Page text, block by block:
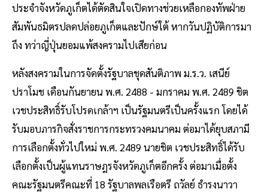
ประจำจังหวัดภูเก็ตได้ตัดสินใจเปิดทางช่วยเหลือกองทัพฝ่าย
สัมพันธมิตรปลดปล่อยภูเก็ตและปักษ์ใต้ หากวันปฏิบัติการมา
ถึง ทว่าญี่ปุ่นยอมแพ้สงครามไปเสียก่อน
หลังสงครามในการจัดตั้งรัฐบาลชุดสันติภาพ ม.ร.ว. เสนีย์
ปราโมช เดือนกันยายน พ.ศ. 2488 - มกราคม พ.ศ. 2489 ชิต
เวชประสิทธิ์รับโปรดเกล้าฯ เป็นรัฐมนตรีเป็นครั้งแรก โดยได้
รับมอบภารกิจสั่งราชการกระทรวงคมนาคม ต่อมาได้ยุบสภามี
การเลือกตั้งทั่วไปใหม่ พ.ศ. 2489 นายชิต เวชประสิทธิ์ได้รับ
เลือกตั้งเป็นผู้แทนราษฎรจังหวัดภูเก็ตอีกครั้ง ต่อมาเมื่อตั้ง
คณะรัฐมนตรีคณะที่ 18 รัฐบาลพลเรือตรี ถวัลย์ ธำรงนาวา